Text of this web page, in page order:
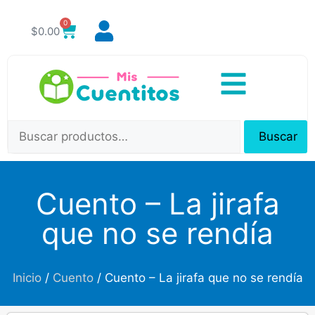
$0.00
0
Buscar
Cuento – La jirafa
que no se rendía
Inicio/ Cuento/ Cuento – La jirafa que no se rendía